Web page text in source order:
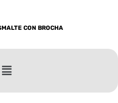
CON BROCHA